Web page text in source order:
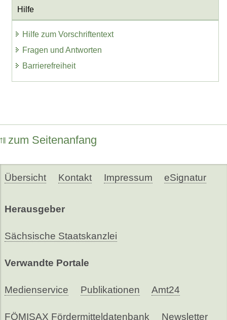
Hilfe
Hilfe zum Vorschriftentext
Fragen und Antworten
Barrierefreiheit
zum Seitenanfang
Übersicht Kontakt Impressum eSignatur
Herausgeber
Sächsische Staatskanzlei
Verwandte Portale
Medienservice Publikationen Amt24
FÖMISAX Fördermitteldatenbank Newsletter